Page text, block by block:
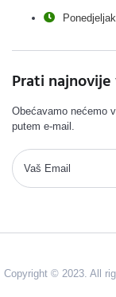
Prati
Obećavamo nećemo
putem e-mail.
Copyright © 2023. All